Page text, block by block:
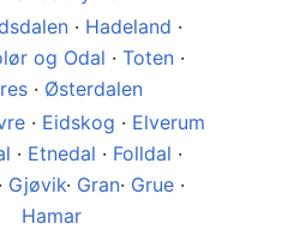
· Hadeland ·
og Odal · Toten·
· Østerdalen
· Eidskog · Elverum
· Etnedal · Folldal ·
· Gjøvik· Gran· Grue·
Hamar